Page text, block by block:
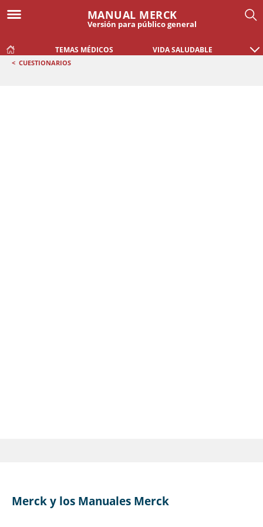
MANUAL MERCK
Versión para público general
TEMAS MÉDICOS VIDA SALUDABLE
< CUESTIONARIOS
Merck y los Manuales Merck